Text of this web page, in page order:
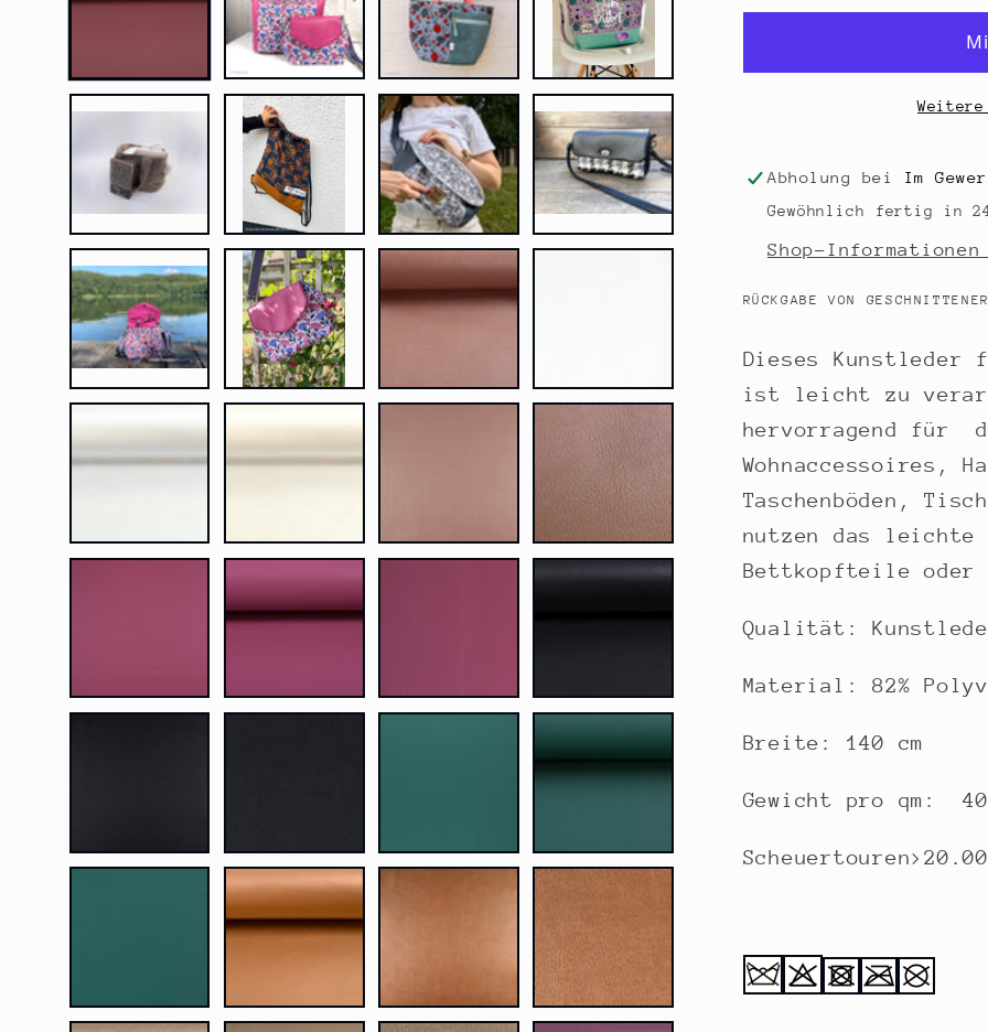
REX
REX
Abholung bei Im
Gewöhnlich fertig in
Shop-Informationen
RÜCKGABE VON
Dieses Kunstleder
ist leicht zu
hervorragend für
Wohnaccessoires,
Taschenböden,
nutzen das leichte
Bettkopfteile
Qualität:
Material: 82%
Breite: 140 cm
Gewicht pro qm: